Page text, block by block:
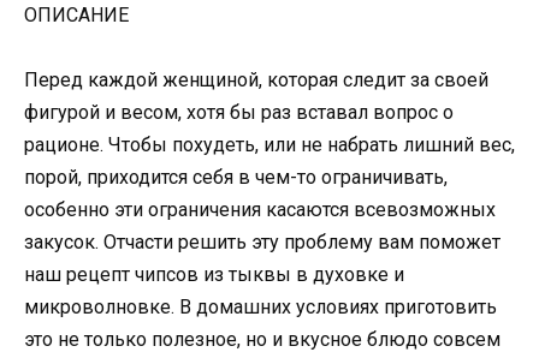
ОПИСАНИЕ
Перед каждой женщиной, которая следит за своей
фигурой и весом, хотя бы раз вставал вопрос o
рационе. Чтобы похудеть, или не набрать лишний вес,
порой, приходится себя в чем-то ограничивать,
особенно эти ограничения касаются всевозможных
закусок. Отчасти решить эту проблему вам поможет
наш рецепт чипсов из тыквы в духовке и
микроволновке. В домашних условиях приготовить
это не только полезное, но и вкусное блюдо совсем